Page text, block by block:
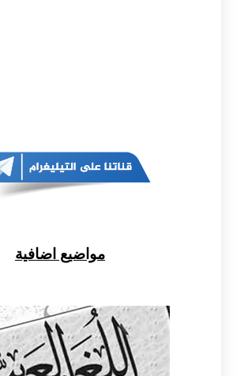
مواضيع اضافية